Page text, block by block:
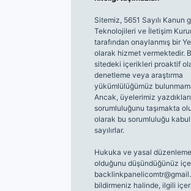
Sitemiz, 5651 Sayılı Kanun
Teknolojileri ve İletişim
tarafından onaylanmış bir
olarak hizmet vermektedir.
sitedeki içerikleri proaktif
denetleme veya araştırma
yükümlülüğümüz
Ancak, üyelerimiz
sorumluluğunu taşımakta
olarak bu sorumluluğu
sayılırlar.
Hukuka ve yasal
olduğunu düşündüğünüz
bildirmeniz halinde, ilgili